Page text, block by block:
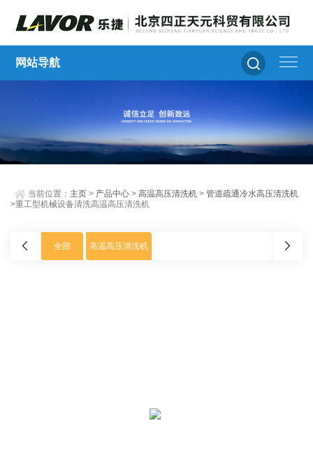
网站导航
当前位置： 主页 > 产品中心 >高温高压清洗机 >管道疏通冷水高压清洗机
>重工型机械设备清洗高温高压清洗机
全部 高温高压清洗机